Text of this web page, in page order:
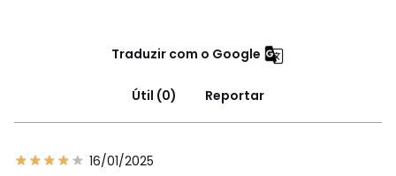
Traduzir com o Google
Útil (0) Reportar
16/01/2025